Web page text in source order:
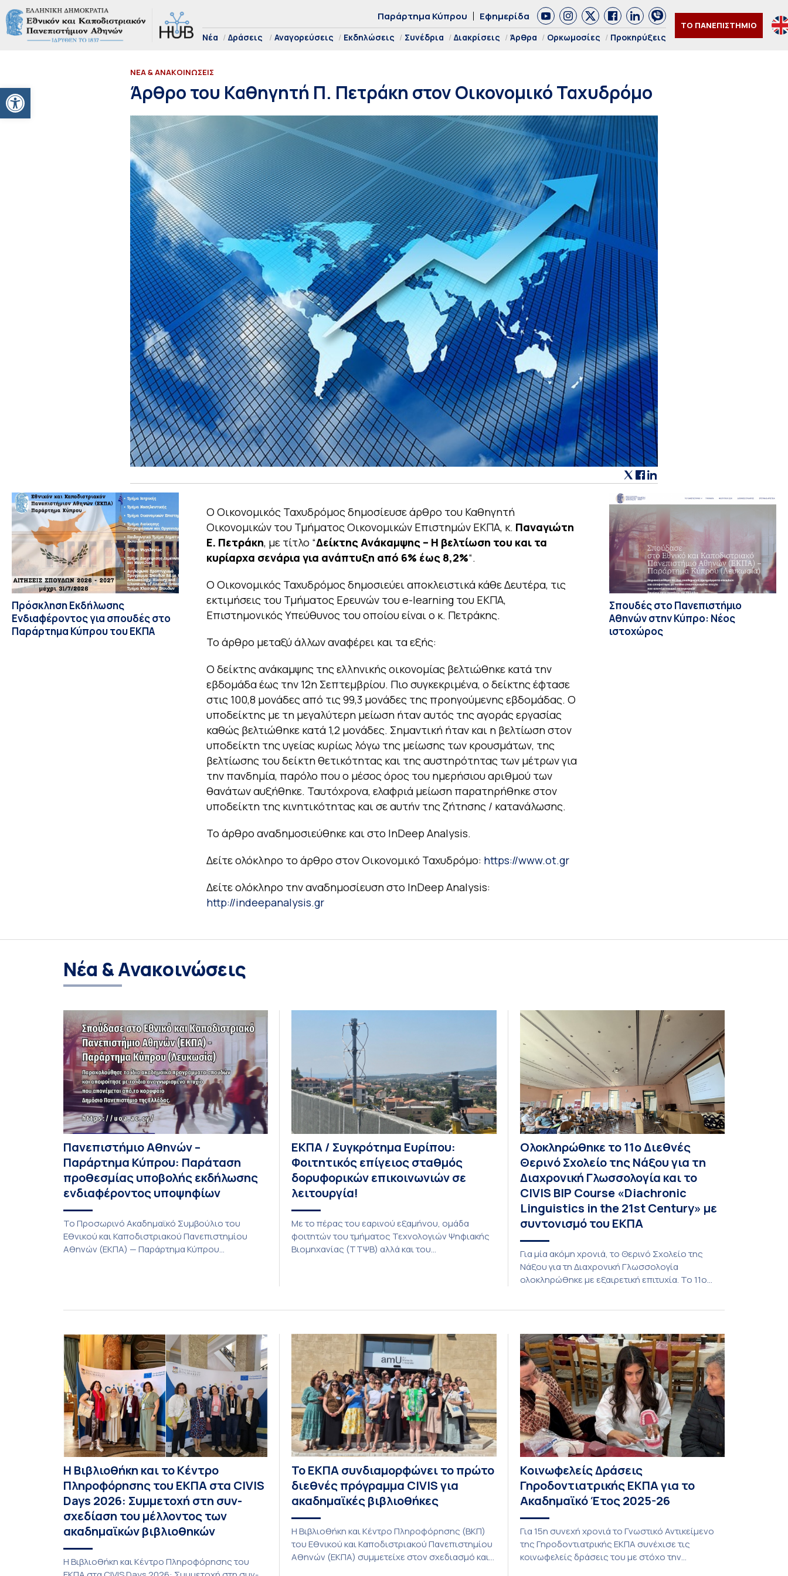
Ανοίξτε τη γραμμή εργαλείων
Παράρτημα Κύπρου Εφημερίδα
Νέα Δράσεις Αναγορεύσεις Εκδηλώσεις Συνέδρια Διακρίσεις Άρθρα Ορκωμοσίες Προκηρύξεις
ΤΟ ΠΑΝΕΠΙΣΤΗΜΙΟ
ΝΕΑ & ΑΝΑΚΟΙΝΩΣΕΙΣ
Άρθρο του Καθηγητή Π. Πετράκη στον Οικονομικό Ταχυδρόμο
Πρόσκληση Εκδήλωσης
Ενδιαφέροντος για σπουδές στο
Παράρτημα Κύπρου του ΕΚΠΑ
Ο Οικονομικός Ταχυδρόμος δημοσίευσε άρθρο του Καθηγητή
Οικονομικών του Τμήματος Οικονομικών Επιστημών ΕΚΠΑ, κ. Παναγιώτη
Ε. Πετράκη, με τίτλο “Δείκτης Ανάκαμψης – Η βελτίωση του και τα
κυρίαρχα σενάρια για ανάπτυξη από 6% έως 8,2%“.
Ο Οικονομικός Ταχυδρόμος δημοσιεύει αποκλειστικά κάθε Δευτέρα, τις
εκτιμήσεις του Τμήματος Ερευνών του e-learning του ΕΚΠΑ,
Επιστημονικός Υπεύθυνος του οποίου είναι ο κ. Πετράκης.
Το άρθρο μεταξύ άλλων αναφέρει και τα εξής:
Ο δείκτης ανάκαμψης της ελληνικής οικονομίας βελτιώθηκε κατά την
εβδομάδα έως την 12η Σεπτεμβρίου. Πιο συγκεκριμένα, ο δείκτης έφτασε
στις 100,8 μονάδες από τις 99,3 μονάδες της προηγούμενης εβδομάδας. Ο
υποδείκτης με τη μεγαλύτερη μείωση ήταν αυτός της αγοράς εργασίας
καθώς βελτιώθηκε κατά 1,2 μονάδες. Σημαντική ήταν και η βελτίωση στον
υποδείκτη της υγείας κυρίως λόγω της μείωσης των κρουσμάτων, της
βελτίωσης του δείκτη θετικότητας και της αυστηρότητας των μέτρων για
την πανδημία, παρόλο που ο μέσος όρος του ημερήσιου αριθμού των
θανάτων αυξήθηκε. Ταυτόχρονα, ελαφριά μείωση παρατηρήθηκε στον
υποδείκτη της κινητικότητας και σε αυτήν της ζήτησης / κατανάλωσης.
Το άρθρο αναδημοσιεύθηκε και στο InDeep Analysis.
Δείτε ολόκληρο το άρθρο στον Οικονομικό Ταχυδρόμο: https://www.ot.gr
Δείτε ολόκληρο την αναδημοσίευση στο InDeep Analysis:
http://indeepanalysis.gr
Σπουδές στο Πανεπιστήμιο
Αθηνών στην Κύπρο: Νέος
ιστοχώρος
Νέα & Ανακοινώσεις
Πανεπιστήμιο Αθηνών –
Παράρτημα Κύπρου: Παράταση
προθεσμίας υποβολής εκδήλωσης
ενδιαφέροντος υποψηφίων
Το Προσωρινό Ακαδημαϊκό Συμβούλιο του
Εθνικού και Καποδιστριακού Πανεπιστημίου
Αθηνών (ΕΚΠΑ) — Παράρτημα Κύπρου
Προγράμματα Σπουδών, Τμημάτων του
το ακαδημαϊκό έτος 2026-2027, έως τη Δευτέρα
31 Αυγούστου 2026. […]
ΕΚΠΑ / Συγκρότημα Ευρίπου:
Φοιτητικός επίγειος σταθμός
δορυφορικών επικοινωνιών σε
λειτουργία!
Με το πέρας του εαρινού εξαμήνου, ομάδα
φοιτητών του τμήματος Τεχνολογιών Ψηφιακής
Βιομηχανίας (ΤΤΨΒ) αλλά και του
εντάσσεται στο παγκόσμιο δίκτυο SatNOGS. Η
φοιτητών του ΤΤΨΒ στο Open Source […]
Ολοκληρώθηκε το 11ο Διεθνές
Θερινό Σχολείο της Νάξου για τη
Διαχρονική Γλωσσολογία και το
CIVIS BIP Course «Diachronic
Linguistics in the 21st Century» με
συντονισμό του ΕΚΠΑ
Για μία ακόμη χρονιά, το Θερινό Σχολείο της
Νάξου για τη Διαχρονική Γλωσσολογία
ολοκληρώθηκε με εξαιρετική επιτυχία. Το 11ο
19 έως τις 25 Ιουλίου 2026 στο ιστορικό κτίριο
της πρώην σχολής […]
Η Βιβλιοθήκη και το Κέντρο
Πληροφόρησης του ΕΚΠΑ στα CIVIS
Days 2026: Συμμετοχή στη συν-
σχεδίαση του μέλλοντος των
ακαδημαϊκών βιβλιοθηκών
Η Βιβλιοθήκη και Κέντρο Πληροφόρησης του
Το ΕΚΠΑ συνδιαμορφώνει το πρώτο
διεθνές πρόγραμμα CIVIS για
ακαδημαϊκές βιβλιοθήκες
Η Βιβλιοθήκη και Κέντρο Πληροφόρησης (ΒΚΠ)
του Εθνικού και Καποδιστριακού Πανεπιστημίου
Αθηνών (ΕΚΠΑ) συμμετείχε στον σχεδιασμό και
Κοινωφελείς Δράσεις
Γηροδοντιατρικής ΕΚΠΑ για το
Ακαδημαϊκό Έτος 2025-26
Για 15η συνεχή χρονιά το Γνωστικό Αντικείμενο
της Γηροδοντιατρικής ΕΚΠΑ συνέχισε τις
κοινωφελείς δράσεις του με στόχο την